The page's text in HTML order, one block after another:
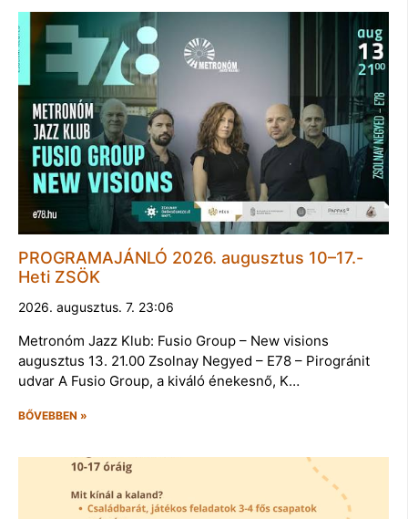
PROGRAMAJÁNLÓ 2026. augusztus 10–17.-
Heti ZSÖK
2026. augusztus. 7. 23:06
Metronóm Jazz Klub: Fusio Group – New visions
augusztus 13. 21.00 Zsolnay Negyed – E78 – Pirogránit
udvar A Fusio Group, a kiváló énekesnő, K…
BŐVEBBEN »